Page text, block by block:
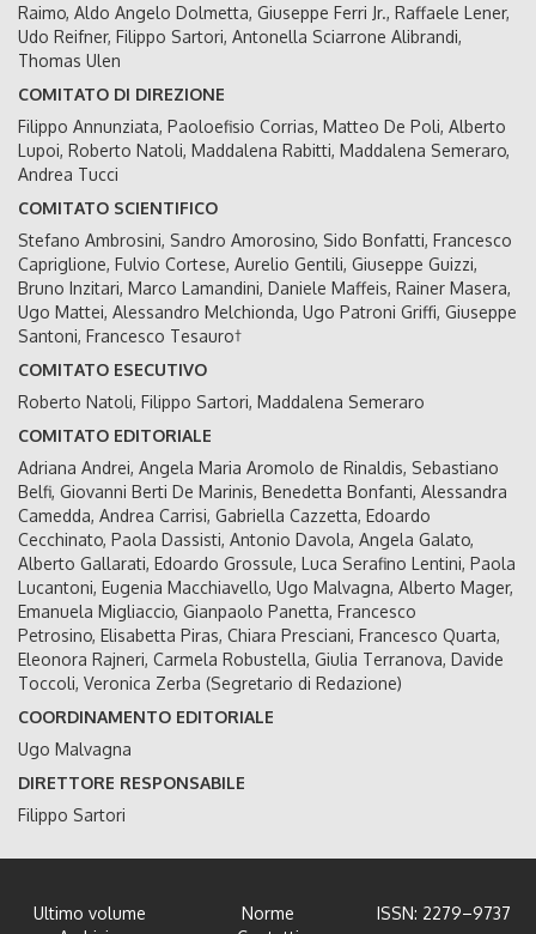
Raimo, Aldo Angelo Dolmetta, Giuseppe Ferri Jr., Raffaele Lener,
Udo Reifner, Filippo Sartori, Antonella Sciarrone Alibrandi,
Thomas Ulen
COMITATO DI DIREZIONE
Filippo Annunziata, Paoloefisio Corrias, Matteo De Poli, Alberto
Lupoi, Roberto Natoli, Maddalena Rabitti, Maddalena Semeraro,
Andrea Tucci
COMITATO SCIENTIFICO
Stefano Ambrosini, Sandro Amorosino, Sido Bonfatti, Francesco
Capriglione, Fulvio Cortese, Aurelio Gentili, Giuseppe Guizzi,
Bruno Inzitari, Marco Lamandini, Daniele Maffeis, Rainer Masera,
Ugo Mattei, Alessandro Melchionda, Ugo Patroni Griffi, Giuseppe
Santoni, Francesco Tesauro†
COMITATO ESECUTIVO
Roberto Natoli, Filippo Sartori, Maddalena Semeraro
COMITATO EDITORIALE
Adriana Andrei, Angela Maria Aromolo de Rinaldis, Sebastiano
Belfi, Giovanni Berti De Marinis, Benedetta Bonfanti, Alessandra
Camedda, Andrea Carrisi, Gabriella Cazzetta, Edoardo
Cecchinato, Paola Dassisti, Antonio Davola, Angela Galato,
Alberto Gallarati, Edoardo Grossule, Luca Serafino Lentini, Paola
Lucantoni, Eugenia Macchiavello, Ugo Malvagna, Alberto Mager,
Emanuela Migliaccio, Gianpaolo Panetta, Francesco
Petrosino, Elisabetta Piras, Chiara Presciani, Francesco Quarta,
Eleonora Rajneri, Carmela Robustella, Giulia Terranova, Davide
Toccoli, Veronica Zerba (Segretario di Redazione)
COORDINAMENTO EDITORIALE
Ugo Malvagna
DIRETTORE RESPONSABILE
Filippo Sartori
Ultimo volume
Norme
ISSN: 2279–9737